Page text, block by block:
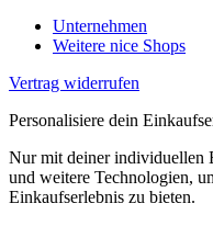
Unternehmen
Weitere nice Shops
Vertrag widerrufen
Personalisiere dein
Nur mit deiner individuellen
und weitere Technologien,
Einkaufserlebnis zu bieten.